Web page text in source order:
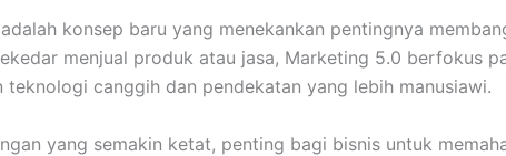
konsep baru yang menekankan pentingnya
menjual produk atau jasa, Marketing 5.0 berfokus
teknologi canggih dan pendekatan yang lebih manusiawi.
yang semakin ketat, penting bagi bisnis untuk